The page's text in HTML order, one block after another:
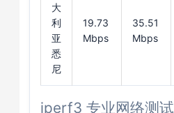
大
利
亚
悉
尼
19.73
Mbps
35.51
Mbps
iperf3 专业网络测试